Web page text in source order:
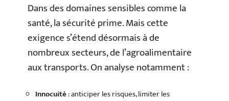
Dans des domaines sensibles comme la
santé, la sécurité prime. Mais cette
exigence s’étend désormais à de
nombreux secteurs, de l’agroalimentaire
aux transports. On analyse notamment :
Innocuité: anticiper les risques, limiter les